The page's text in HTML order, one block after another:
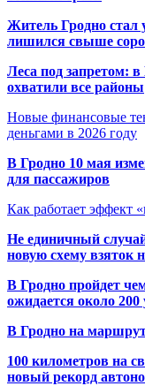
Житель Гродно стал
лишился свыше
Леса под запретом:
охватили все районы
Новые финансовые
деньгами в 2026 году
В Гродно 10 мая
для пассажиров
Как работает эффект
Не единичный
новую схему взяток
В Гродно пройдет
ожидается около 200
В Гродно на
100 километров на
новый рекорд